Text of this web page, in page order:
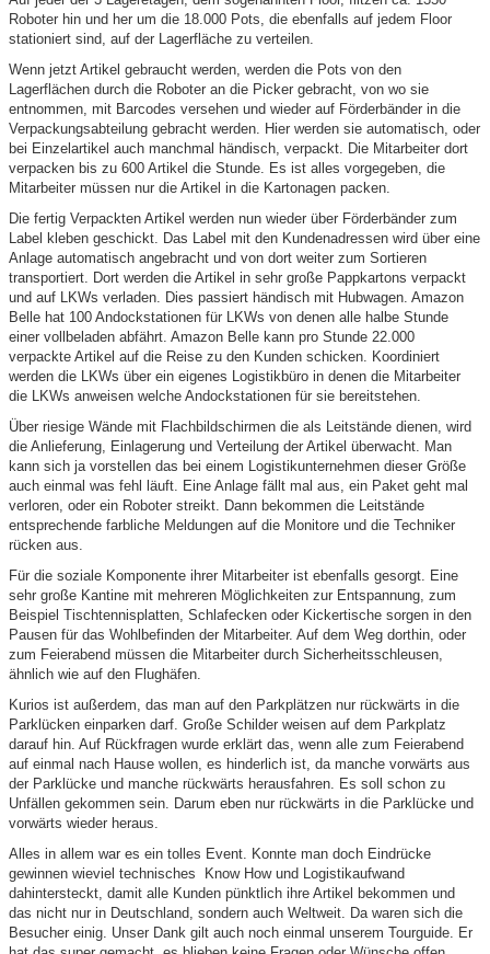
Roboter hin und her um die 18.000 Pots, die ebenfalls auf jedem Floor
stationiert sind, auf der Lagerfläche zu verteilen.
Wenn jetzt Artikel gebraucht werden, werden die Pots von den
Lagerflächen durch die Roboter an die Picker gebracht, von wo sie
entnommen, mit Barcodes versehen und wieder auf Förderbänder in die
Verpackungsabteilung gebracht werden. Hier werden sie automatisch, oder
bei Einzelartikel auch manchmal händisch, verpackt. Die Mitarbeiter dort
verpacken bis zu 600 Artikel die Stunde. Es ist alles vorgegeben, die
Mitarbeiter müssen nur die Artikel in die Kartonagen packen.
Die fertig Verpackten Artikel werden nun wieder über Förderbänder zum
Label kleben geschickt. Das Label mit den Kundenadressen wird über eine
Anlage automatisch angebracht und von dort weiter zum Sortieren
transportiert. Dort werden die Artikel in sehr große Pappkartons verpackt
und auf LKWs verladen. Dies passiert händisch mit Hubwagen. Amazon
Belle hat 100 Andockstationen für LKWs von denen alle halbe Stunde
einer vollbeladen abfährt. Amazon Belle kann pro Stunde 22.000
verpackte Artikel auf die Reise zu den Kunden schicken. Koordiniert
werden die LKWs über ein eigenes Logistikbüro in denen die Mitarbeiter
die LKWs anweisen welche Andockstationen für sie bereitstehen.
Über riesige Wände mit Flachbildschirmen die als Leitstände dienen, wird
die Anlieferung, Einlagerung und Verteilung der Artikel überwacht. Man
kann sich ja vorstellen das bei einem Logistikunternehmen dieser Größe
auch einmal was fehl läuft. Eine Anlage fällt mal aus, ein Paket geht mal
verloren, oder ein Roboter streikt. Dann bekommen die Leitstände
entsprechende farbliche Meldungen auf die Monitore und die Techniker
rücken aus.
Für die soziale Komponente ihrer Mitarbeiter ist ebenfalls gesorgt. Eine
sehr große Kantine mit mehreren Möglichkeiten zur Entspannung, zum
Beispiel Tischtennisplatten, Schlafecken oder Kickertische sorgen in den
Pausen für das Wohlbefinden der Mitarbeiter. Auf dem Weg dorthin, oder
zum Feierabend müssen die Mitarbeiter durch Sicherheitsschleusen,
ähnlich wie auf den Flughäfen.
Kurios ist außerdem, das man auf den Parkplätzen nur rückwärts in die
Parklücken einparken darf. Große Schilder weisen auf dem Parkplatz
darauf hin. Auf Rückfragen wurde erklärt das, wenn alle zum Feierabend
auf einmal nach Hause wollen, es hinderlich ist, da manche vorwärts aus
der Parklücke und manche rückwärts herausfahren. Es soll schon zu
Unfällen gekommen sein. Darum eben nur rückwärts in die Parklücke und
vorwärts wieder heraus.
Alles in allem war es ein tolles Event. Konnte man doch Eindrücke
gewinnen wieviel technisches Know How und Logistikaufwand
dahintersteckt, damit alle Kunden pünktlich ihre Artikel bekommen und
das nicht nur in Deutschland, sondern auch Weltweit. Da waren sich die
Besucher einig. Unser Dank gilt auch noch einmal unserem Tourguide. Er